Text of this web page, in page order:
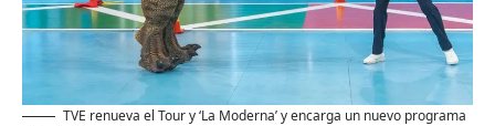
TVE renueva el Tour y ‘La Moderna’ y encarga un nuevo programa